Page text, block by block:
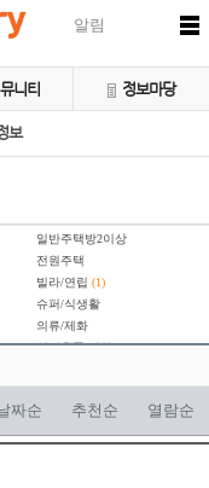
알림
니티 정보마당
보
일반주택방2이상
전원주택
빌라/연립 (1)
슈퍼/식생활
의류/제화
일반용품/잡화
짜순 추천순 열람순